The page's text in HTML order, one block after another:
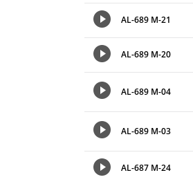
AL-689 M-21
AL-689 M-20
AL-689 M-04
AL-689 M-03
AL-687 M-24